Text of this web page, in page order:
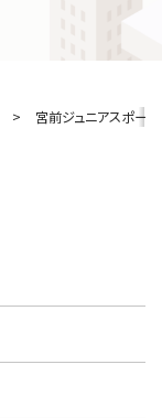
宮前ジュニアスポーツ